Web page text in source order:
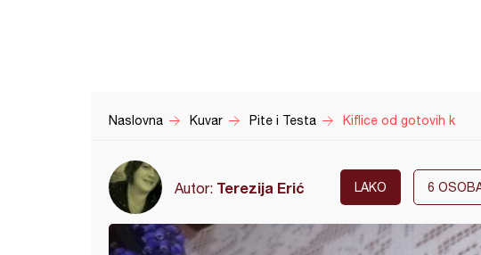
Naslovna Kuvar Pite i Testa Kiflice od gotovih k
Autor: Terezija Erić LAKO 6